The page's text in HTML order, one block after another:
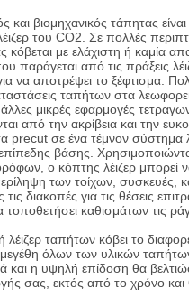
και βιομηχανικός τάπητας
του CO2. Σε πολλές
κόβεται με ελάχιστη ή καμία
παράγεται από τις πράξεις
να αποτρέψει το ξέφτισμα.
ταπήτων στα
μικρές εφαρμογές
από την ακρίβεια και την
precut σε ένα τέμνον σύστημα
βάσης.
ο κόπτης λέιζερ μπορεί
των τοίχων, συσκευές,
διακοπές για τις θέσεις
τοποθετήσει καθισμάτων τις
ταπήτων κόβει το
μεγέθη όλων των υλικών
και η υψηλή επίδοση θα
σας, εκτός από το χρόνο και